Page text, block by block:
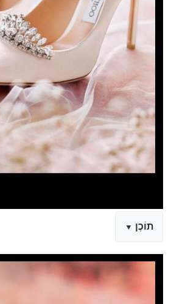
תוֹכֶן